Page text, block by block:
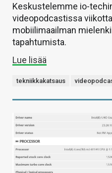
Keskustelemme io-
videopodcastissa
mobiilimaailman
tapahtumista.
Lue lisää
tekniikkakatsaus